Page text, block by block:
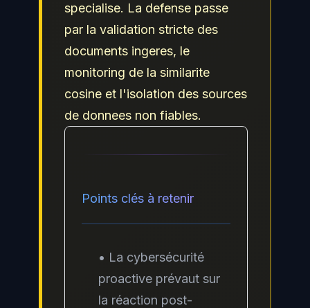
specialise. La defense passe
par la validation stricte des
documents ingeres, le
monitoring de la similarite
cosine et l'isolation des sources
de donnees non fiables.
Points clés à retenir
• La cybersécurité
proactive prévaut sur
la réaction post-